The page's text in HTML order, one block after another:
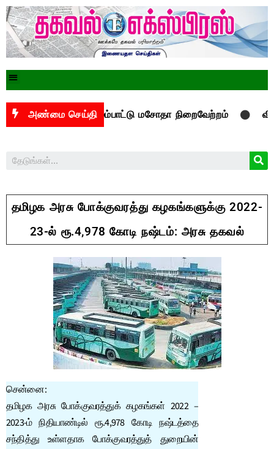
அண்மை செய்தி
மேம்பாட்டு மசோதா நிறைவேற்றம்
தமிழக அரசு போக்குவரத்து கழகங்களுக்கு 2022-
23-ல் ரூ.4,978 கோடி நஷ்டம்: அரசு தகவல்
சென்னை:
தமிழக அரசு போக்குவரத்துக் கழகங்கள் 2022 –
2023-ம் நிதியாண்டில் ரூ.4,978 கோடி நஷ்டத்தை
சந்தித்து உள்ளதாக போக்குவரத்துத் துறையின்